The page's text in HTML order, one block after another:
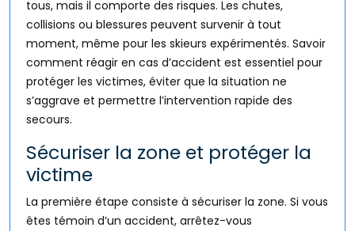
tous, mais il comporte des risques. Les chutes,
collisions ou blessures peuvent survenir à tout
moment, même pour les skieurs expérimentés. Savoir
comment réagir en cas d’accident est essentiel pour
protéger les victimes, éviter que la situation ne
s’aggrave et permettre l’intervention rapide des
secours.
Sécuriser la zone et protéger la
victime
La première étape consiste à sécuriser la zone. Si vous
êtes témoin d’un accident, arrêtez-vous